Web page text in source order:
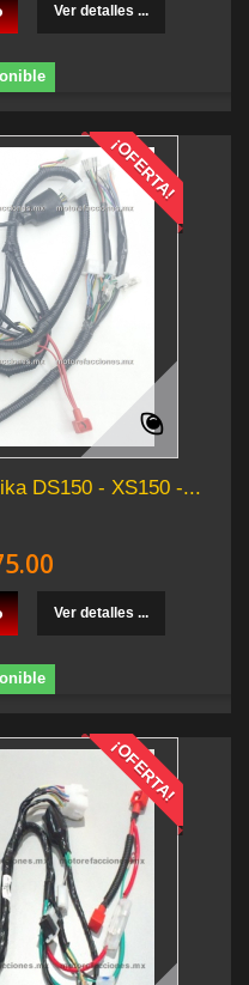
Ver detalles ...
¡OFERTA!
DS150 - XS150 -...
Ver detalles ...
¡OFERTA!